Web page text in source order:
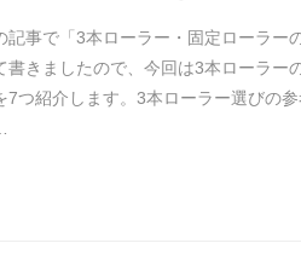
記事で「3本ローラー・固定ローラー
書きましたので、今回は3本ローラー
7つ紹介します。3本ローラー選びの参